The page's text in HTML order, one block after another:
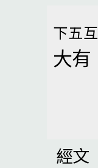
下五互
大有
經文